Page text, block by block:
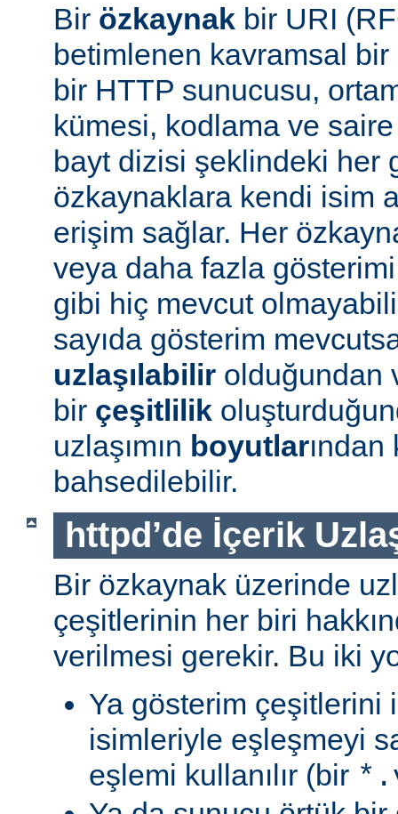
Bir özkaynak bir URI
betimlenen kavramsal
bir HTTP sunucusu,
kümesi, kodlama ve saire
bayt dizisi şeklindeki her
özkaynaklara kendi isim
erişim sağlar. Her
veya daha fazla
gibi hiç mevcut
sayıda gösterim
uzlaşılabilir olduğundan
bir çeşitlilik
uzlaşımın boyutlarından
bahsedilebilir.
httpd’de İçerik
Bir özkaynak üzerinde
çeşitlerinin her biri
verilmesi gerekir. Bu iki
Ya gösterim çeşitlerini
isimleriyle eşleşmeyi
eşlemi kullanılır (bir